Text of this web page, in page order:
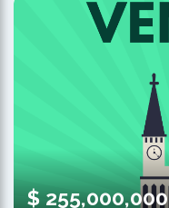
$ 255,000,000